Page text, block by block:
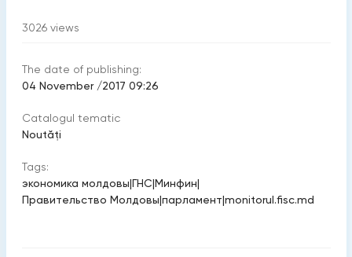
3026 views
The date of publishing:
04 November /2017 09:26
Catalogul tematic
Noutăți
Tags:
экономика молдовы|ГНС|Минфин|
Правительство Молдовы|парламент|monitorul.fisc.md